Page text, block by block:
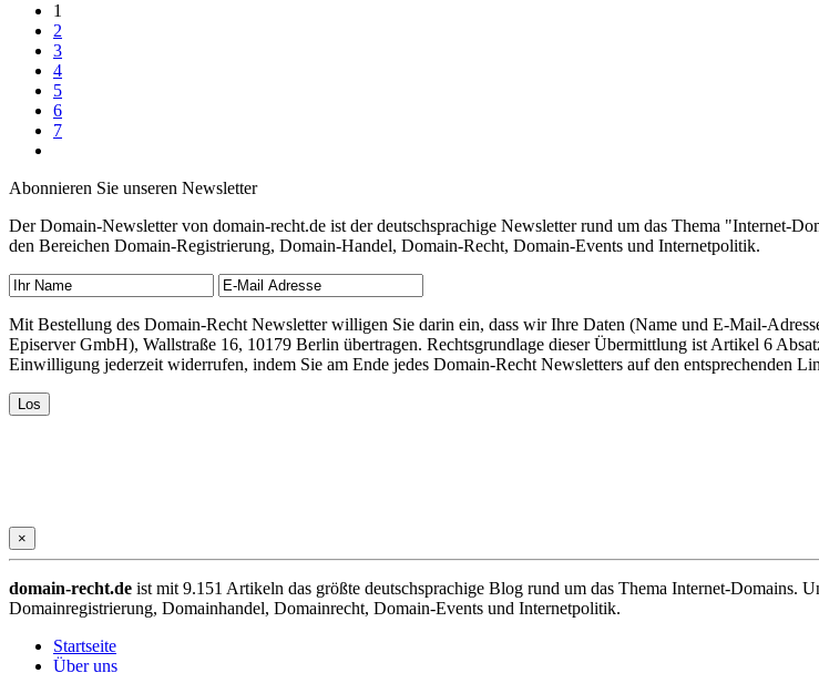
1
2
3
4
5
6
7
Abonnieren Sie unseren Newsletter
Der Domain-Newsletter von domain-recht.de ist der deutschsprachige Newsletter rund um das Thema "Internet-
den Bereichen Domain-Registrierung, Domain-Handel, Domain-Recht, Domain-Events und Internetpolitik.
Mit Bestellung des Domain-Recht Newsletter willigen Sie darin ein, dass wir Ihre Daten (Name und E-Mail-
Episerver GmbH), Wallstraße 16, 10179 Berlin übertragen. Rechtsgrundlage dieser Übermittlung ist Artikel 6
Einwilligung jederzeit widerrufen, indem Sie am Ende jedes Domain-Recht Newsletters auf den entsprechenden
×
domain-recht.de ist mit 9.151 Artikeln das größte deutschsprachige Blog rund um das Thema Internet-Domains.
Domainregistrierung, Domainhandel, Domainrecht, Domain-Events und Internetpolitik.
Startseite
Über uns